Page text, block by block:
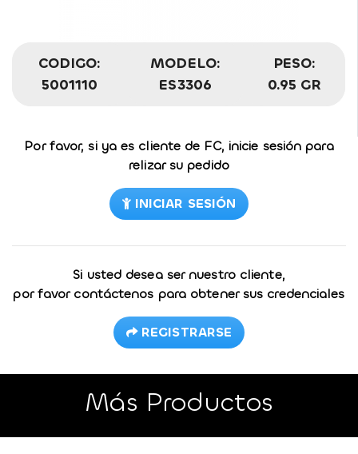
CODIGO:
5001110
MODELO:
ES3306
PESO:
0.95 GR
Por favor, si ya es cliente de FC, inicie sesión para
relizar su pedido
INICIAR SESIÓN
Si usted desea ser nuestro cliente,
por favor contáctenos para obtener sus credenciales
REGISTRARSE
Más Productos